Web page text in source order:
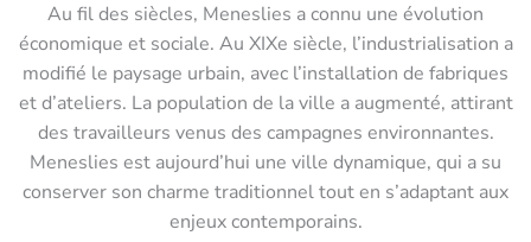
Au fil des siècles, Meneslies a connu une évolution
économique et sociale. Au XIXe siècle, l’industrialisation a
modifié le paysage urbain, avec l’installation de fabriques
et d’ateliers. La population de la ville a augmenté, attirant
des travailleurs venus des campagnes environnantes.
Meneslies est aujourd’hui une ville dynamique, qui a su
conserver son charme traditionnel tout en s’adaptant aux
enjeux contemporains.